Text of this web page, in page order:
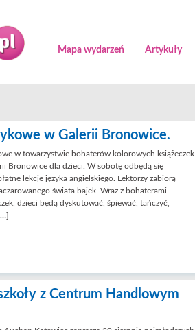
Mapa wydarzeń Artykuły
w Galerii Bronowice.
w towarzystwie bohaterów kolorowych książeczek
Bronowice dla dzieci. W sobotę odbędą się
lekcje języka angielskiego. Lektorzy zabiorą
świata bajek. Wraz z bohaterami
dzieci będą dyskutować, śpiewać, tańczyć,
z Centrum Handlowym